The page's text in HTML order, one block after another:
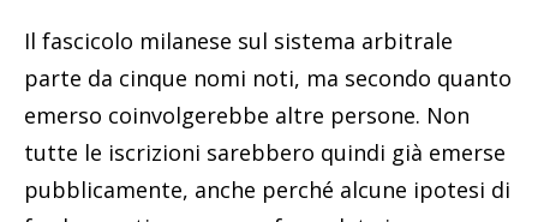
Il fascicolo milanese sul sistema arbitrale
parte da cinque nomi noti, ma secondo quanto
emerso coinvolgerebbe altre persone. Non
tutte le iscrizioni sarebbero quindi già emerse
pubblicamente, anche perché alcune ipotesi di